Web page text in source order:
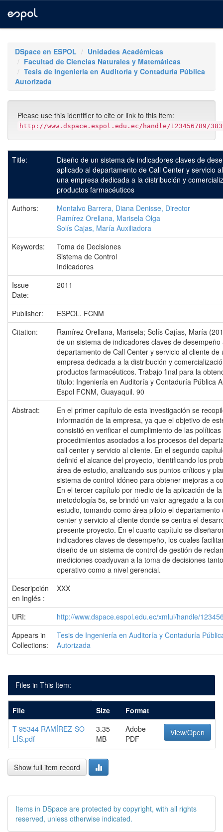
navigationDSpace en ESPOL
Unidades Académicas
Facultad de Ciencias Naturales y Matemáticas
Tesis de Ingeniería en Auditoría y Contaduría Pública
Autorizada
Please use this identifier to cite or link to this item:
http://www.dspace.espol.edu.ec/handle/123456789/
Title:
Diseño de un sistema de indicadores claves de
aplicado al departamento de Call Center y servicio
una empresa dedicada a la distribución y
productos farmacéuticos
Authors:
Montalvo Barrera, Diana Denisse, Director
Ramírez Orellana, Marisela Olga
Solís Cajas, María Auxiliadora
Keywords:
Toma de Decisiones
Sistema de Control
Indicadores
Issue
Date:
2011
Publisher:
ESPOL. FCNM
Citation:
Ramírez Orellana, Marisela; Solís Cajías, María
de un sistema de indicadores claves de desempeño
departamento de Call Center y servicio al cliente de
empresa dedicada a la distribución y
productos farmacéuticos. Trabajo final para la
título: Ingeniería en Auditoría y Contaduría Pública
Espol FCNM, Guayaquil. 90
Abstract:
En el primer capítulo de esta investigación se
información de la empresa, ya que el objetivo de
consistió en verificar el cumplimiento de las políticas
procedimientos asociados a los procesos del
call center y servicio al cliente. En el segundo
definió el alcance del proyecto, identificando los
área de estudio, analizando sus puntos críticos y
sistema de control idóneo para obtener mejoras a
En el tercer capítulo por medio de la aplicación de la
metodología 5s, se brindó un valor agregado a la
estudio, tomando como área piloto el departamento
center y servicio al cliente donde se centra el
presente proyecto. En el cuarto capítulo se
indicadores claves de desempeño, los cuales
diseño de un sistema de control de gestión de
mediciones coadyuvan a la toma de decisiones
operativo como a nivel gerencial.
Descripción
en Inglés :
XXX
URI:
http://www.dspace.espol.edu.ec/xmlui/handle/
Appears in
Collections:
Tesis de Ingeniería en Auditoría y Contaduría
Autorizada
Files in This Item:
File Size
Format
T-95344 RAMÍREZ-SO
LÍS.pdf
3.35
MB
Adobe
PDF
View/Open
Show full item record
Items in DSpace are protected by copyright, with all rights
reserved, unless otherwise indicated.